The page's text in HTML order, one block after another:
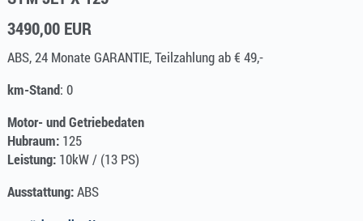
3490,00 EUR
ABS, 24 Monate GARANTIE, Teilzahlung ab € 49,-
km-Stand: 0
Motor- und Getriebedaten
Hubraum:125
Leistung:10kW / (13 PS)
Ausstattung:ABS